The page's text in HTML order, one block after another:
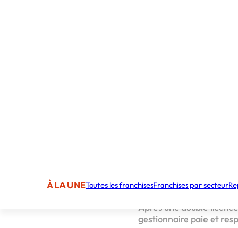
À LA UNEToutes les franchisesFranchises par secteur
Une synergie
Temporis Vienne,
« Rentrez et vous
Une
gérants de l’agence,
Après une double
gestionnaire paie et